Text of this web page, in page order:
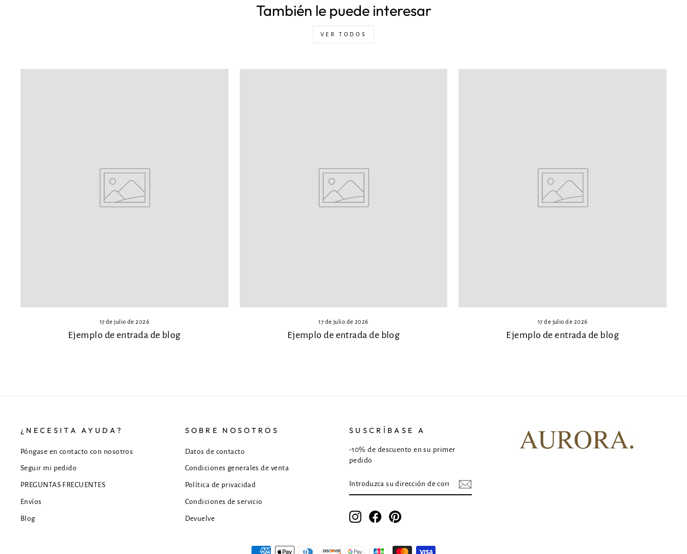
También le puede interesar
VER TODOS
17 de julio de 2026
Ejemplo de entrada de blog
17 de julio de 2026
Ejemplo de entrada de blog
17 de julio de 2026
Ejemplo de entrada de blog
¿NECESITA AYUDA?
Póngase en contacto con nosotros
Seguir mi pedido
PREGUNTAS FRECUENTES
Envíos
Blog
SOBRE NOSOTROS
Datos de contacto
Condiciones generales de venta
Política de privacidad
Condiciones de servicio
Devuelve
SUSCRÍBASE A
-10% de descuento en su primer
pedido
SU
DIRECCIÓN
CORREO
ELECTRÓNICO
InstagramFacebookPinterest